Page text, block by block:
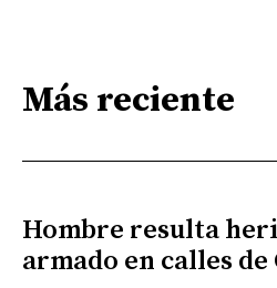
Más reciente
Hombre resulta
armado en calles de